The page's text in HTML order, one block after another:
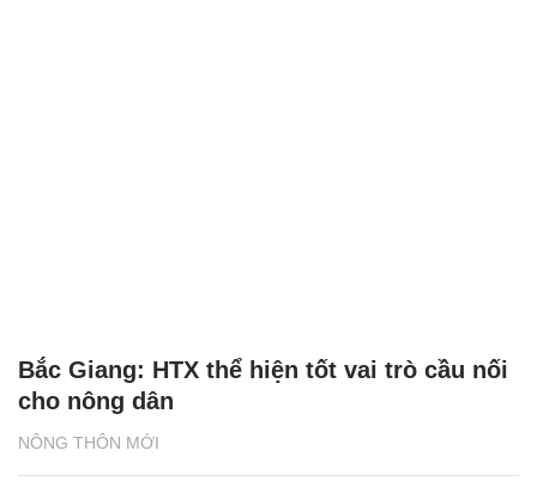
NÔNG THÔN MỚI
Bắc Giang: HTX thể hiện tốt vai trò cầu nối
cho nông dân